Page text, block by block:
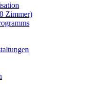
Zimmer)